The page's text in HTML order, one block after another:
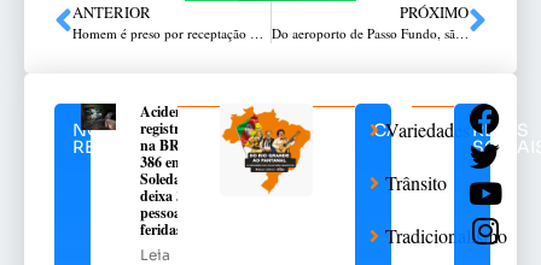
ANTERIOR
Homem é preso por receptação de veículo em Passo Fundo
PRÓXIMO
Do aeroporto de Passo Fundo, são enviados mantimentos a municípios atingidos pelas chuvas
NOTÍCIAS
RELACIONADAS
Acidente
registrado
na BR-
386 em
Soledade
deixa 3
pessoas
feridas
Leia
CATEGORIAS
Variedades
Trânsito
Tradicionalismo
REDES